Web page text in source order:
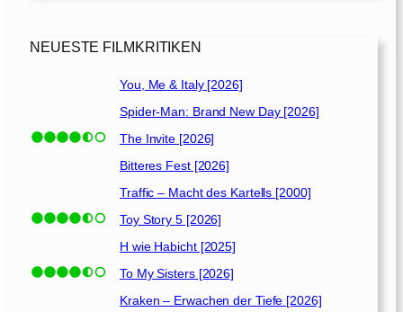
NEUESTE FILMKRITIKEN
You, Me & Italy [2026]
Spider-Man: Brand New Day [2026]
The Invite [2026]
Bitteres Fest [2026]
Traffic – Macht des Kartells [2000]
Toy Story 5 [2026]
H wie Habicht [2025]
To My Sisters [2026]
Kraken – Erwachen der Tiefe [2026]